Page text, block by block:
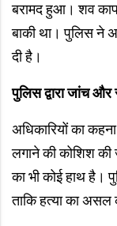
बरामद हुआ। शव
बाकी था। पुलिस ने
दी है।
पुलिस द्वारा जांच
अधिकारियों का
लगाने की कोशिश की
का भी कोई हाथ है।
ताकि हत्या का